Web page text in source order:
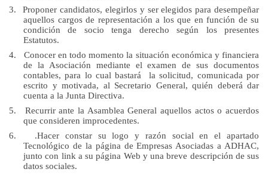
3.
Proponer candidatos, elegirlos y ser elegidos para desempeñar
aquellos cargos de representación a los que en función de su
condición de socio tenga derecho según los presentes
Estatutos.
4.
Conocer en todo momento la situación económica y financiera
de la Asociación mediante el examen de sus documentos
contables, para lo cual bastará la solicitud, comunicada por
escrito y motivada, al Secretario General, quién deberá dar
cuenta a la Junta Directiva.
5.
Recurrir antela Asamblea General aquellos actos o acuerdos
que consideren improcedentes.
6.
.Hacer constar su logo y razón social en el apartado
Tecnológico de la página de Empresas Asociadas a ADHAC,
junto con link a su página Web y una breve descripción de sus
datos sociales.